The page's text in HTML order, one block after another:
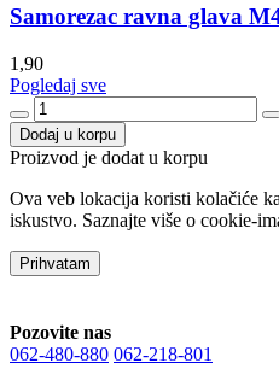
Samorezac ravna glava
1,90
Pogledaj sve
Dodaj u korpu
Proizvod je dodat u korpu
Ova veb lokacija koristi kolačiće
iskustvo. Saznajte više o cookie-
Prihvatam
Pozovite nas
062-480-880 062-218-801